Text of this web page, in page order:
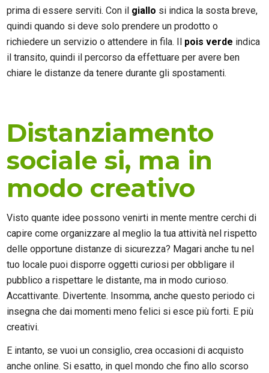
prima di essere serviti. Con il giallo si indica la sosta breve,
quindi quando si deve solo prendere un prodotto o
richiedere un servizio o attendere in fila. Il pois verde indica
il transito, quindi il percorso da effettuare per avere ben
chiare le distanze da tenere durante gli spostamenti.
Distanziamento
sociale si, ma in
modo creativo
Visto quante idee possono venirti in mente mentre cerchi di
capire come organizzare al meglio la tua attività nel rispetto
delle opportune distanze di sicurezza? Magari anche tu nel
tuo locale puoi disporre oggetti curiosi per obbligare il
pubblico a rispettare le distante, ma in modo curioso.
Accattivante. Divertente. Insomma, anche questo periodo ci
insegna che dai momenti meno felici si esce più forti. E più
creativi.
E intanto, se vuoi un consiglio, crea occasioni di acquisto
anche online. Si esatto, in quel mondo che fino allo scorso